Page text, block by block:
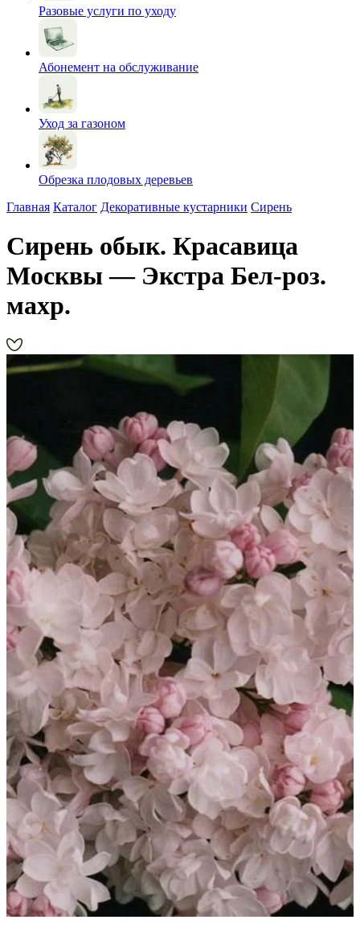
Разовые услуги по уходу
Абонемент на обслуживание
Уход за газоном
Обрезка плодовых деревьев
Главная Каталог Декоративные кустарники Сирень
Сирень обык. Красавица
Москвы — Экстра Бел-роз.
махр.